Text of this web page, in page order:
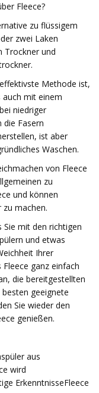
Fleece?
zu flüssigem
zwei Laken
Trockner und
Methode ist,
auch mit einem
niedriger
Fasern
ist aber
Waschen.
von Fleece
zu
und können
zu machen.
Sie mit den richtigen
und etwas
Ihrer
ganz einfach
die bereitgestellten
geeignete
Sie wieder den
genießen.
aus
wird
ErkenntnisseFleece